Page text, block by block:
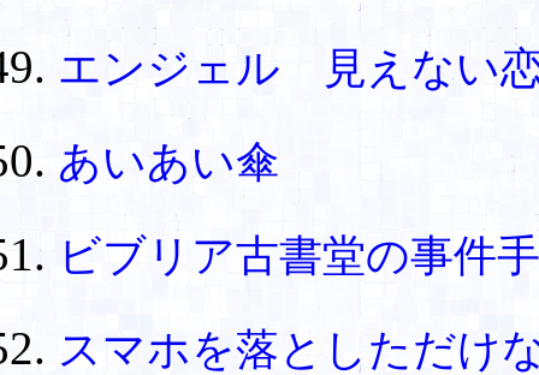
エンジェル 見えない
あいあい傘
ビブリア古書堂の事件
スマホを落としただけ